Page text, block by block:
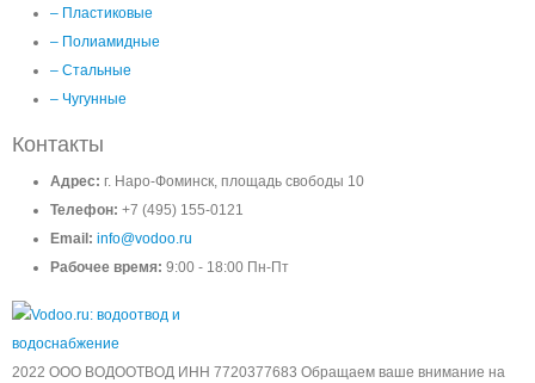
– Пластиковые
– Полиамидные
– Стальные
– Чугунные
Контакты
Адрес: г. Наро-Фоминск, площадь свободы 10
Телефон: +7 (495) 155-0121
Email: info@vodoo.ru
Рабочее время: 9:00 - 18:00 Пн-Пт
2022 ООО ВОДООТВОД ИНН 7720377683 Обращаем ваше внимание на